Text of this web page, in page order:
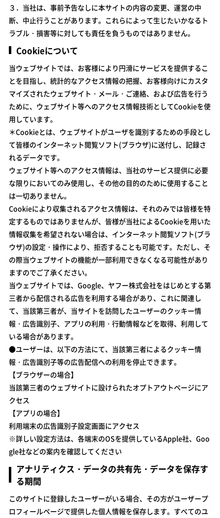
３．当社は、事前予告なしに本サイトの内容の変更、運営の中
断、中止行うことがあります。これらによって生じたいかなるト
ラブル・損害等に対しても責任を負うものではありません。
Cookieについて
当ウェブサイトでは、お客様により円滑にサービスを提供するこ
とを目指し、統計的なアクセス情報の把握、お客様向けにカスタ
マイズされたウェブサイト・メール・ご連絡、および広告を行う
ために、ウェブサイト等へのアクセス情報技術としてCookieを使
用しています。
＊Cookieとは、ウェブサイトがユーザを識別するための手段とし
て皆様のインターネット閲覧ソフト(ブラウザ)に送付し、記録さ
れるデータです。
ウェブサイト等へのアクセス情報は、当社のサービス提供に必要
な限りにおいてのみ使用し、その他の目的のために使用すること
は一切ありません。
Cookieにより収集されるアクセス情報は、それのみでは皆様を特
定するものではありませんが、皆様が当社によるCookieを用いた
情報収集を希望されない場合は、インターネット閲覧ソフト(ブラ
ウザ)の設定・操作により、拒否することも可能です。ただし、そ
の際当ウェブサイトの機能が一部利用できなくなる可能性があり
ますのでご了承ください。
当ウェブサイトでは、Google、ヤフー株式会社をはじめとする第
三者から配信される広告を利用する場合があり、これに関連し
て、当該第三者が、当サイトを訪問したユーザーのクッキー情
報・広告識別子、アプリの利用・行動情報などを取得、利用して
いる場合があります。
●ユーザーは、以下の方法にて、当該第三者によるクッキー情
報・広告識別子等の広告配信への利用を停止できます。
【ブラウザーの場合】
当該第三者のウェブサイトに設けられたオプトアウトページにア
クセス
【アプリの場合】
利用端末の広告識別子設定画面にアクセス
※詳しい設定方法は、各端末のOSを提供しているApple社、Goo
gle社などの案内を確認してください
アナリティクス・データの共有先・データを保存す
る期間
このサイトに登録したユーザーがいる場合、その方がユーザープ
ロフィールページで提供した個人情報を保存します。すべてのユ